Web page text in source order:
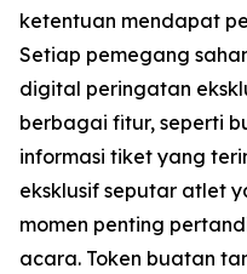
ketentuan mendapat
Setiap pemegang
digital peringatan
berbagai fitur, seperti
informasi tiket yang
eksklusif seputar atlet
momen penting
acara. Token buatan